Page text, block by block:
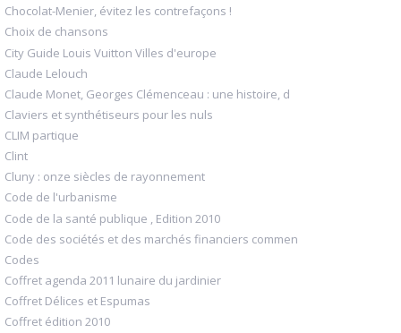
Chocolat-Menier, évitez les contrefaçons !
Choix de chansons
City Guide Louis Vuitton Villes d'europe
Claude Lelouch
Claude Monet, Georges Clémenceau : une histoire, d
Claviers et synthétiseurs pour les nuls
CLIM partique
Clint
Cluny : onze siècles de rayonnement
Code de l'urbanisme
Code de la santé publique , Edition 2010
Code des sociétés et des marchés financiers commen
Codes
Coffret agenda 2011 lunaire du jardinier
Coffret Délices et Espumas
Coffret édition 2010